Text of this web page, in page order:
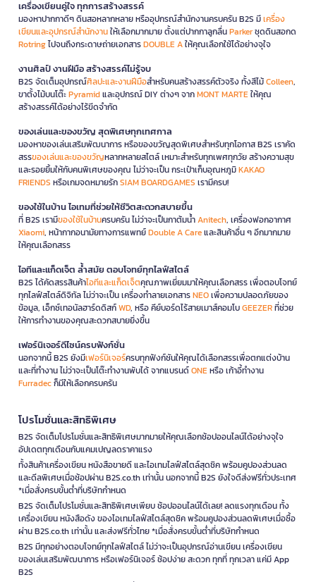
เครื่องเขียนคู่ใจ ทุกการสร้างสรรค์
มองหาปากกาดีๆ ดินสอหลากหลาย หรืออุปกรณ์สำนักงานครบครัน B2S มีเครื่อง
เขียนและอุปกรณ์สำนักงานให้เลือกมากมาย ตั้งแต่ปากกาลูกลื่นParkerชุดดินสอกด
Rotringไปจนถึงกระดาษถ่ายเอกสารDOUBLE Aให้คุณเลือกใช้ได้อย่างจุใจ
งานศิลป์ งานฝีมือ สร้างสรรค์ไม่รู้จบ
B2S จัดเต็มอุปกรณ์ศิลปะและงานฝีมือสำหรับคนสร้างสรรค์ตัวจริง ทั้งสีไม้Colleen,
ขาตั้งไม้บนโต๊ะPyramidและอุปกรณ์ DIY ต่างๆ จากMONT MARTEให้คุณ
สร้างสรรค์ได้อย่างไร้ขีดจำกัด
ของเล่นและของขวัญ สุดพิเศษทุกเทศกาล
มองหาของเล่นเสริมพัฒนาการ หรือของขวัญสุดพิเศษสำหรับทุกโอกาส B2S เราคัด
สรรของเล่นและของขวัญหลากหลายสไตล์ เหมาะสำหรับทุกเพศทุกวัย สร้างความสุข
และรอยยิ้มให้กับคนพิเศษของคุณ ไม่ว่าจะเป็น กระเป๋าเก็บอุณหภูมิKAKAO
FRIENDS หรือเกมจดหมายรักSIAM BOARDGAMES เรามีครบ!
ของใช้ในบ้าน ไอเทมที่ช่วยให้ชีวิตสะดวกสบายขึ้น
ที่ B2S เรามีของใช้ในบ้านครบครัน ไม่ว่าจะเป็นกาต้มน้ำAnitech, เครื่องฟอกอากาศ
Xiaomi, หน้ากากอนามัยทางการแพทย์Double A Careและสินค้าอื่น ๆ อีกมากมาย
ให้คุณเลือกสรร
ไอทีและแก็ดเจ็ต ล้ำสมัย ตอบโจทย์ทุกไลฟ์สไตล์
B2S ได้คัดสรรสินค้าไอทีและแก็ดเจ็ตคุณภาพเยี่ยมมาให้คุณเลือกสรร เพื่อตอบโจทย์
ทุกไลฟ์สไตล์ดิจิทัล ไม่ว่าจะเป็น เครื่องทำลายเอกสารNEOเพื่อความปลอดภัยของ
ข้อมูล, เอ็กซ์เทอนัลฮาร์ดดิสก์WD, หรือ คีย์บอร์ดไร้สายเมาส์คอมโบGEEZERที่ช่วย
ให้การทำงานของคุณสะดวกสบายยิ่งขึ้น
เฟอร์นิเจอร์ดีไซน์ครบฟังก์ชั่น
นอกจากนี้ B2S ยังมีเฟอร์นิเจอร์ครบทุกฟังก์ชันให้คุณได้เลือกสรรเพื่อตกแต่งบ้าน
และที่ทำงาน ไม่ว่าจะเป็นโต๊ะทำงานพับได้ จากแบรนด์ONEหรือ เก้าอี้ทำงาน
Furradecก็มีให้เลือกครบครัน
โปรโมชั่นและสิทธิพิเศษ
B2S จัดเต็มโปรโมชั่นและสิทธิพิเศษมากมายให้คุณเลือกช้อปออนไลน์ได้อย่างจุใจ
อัปเดตทุกเดือนกับแคมเปญลดราคาแรง
ทั้งสินค้าเครื่องเขียน หนังสือขายดี และไอเทมไลฟ์สไตล์สุดชิค พร้อมคูปองส่วนลด
และดีลพิเศษเมื่อช้อปผ่าน B2S.co.th เท่านั้น นอกจากนี้ B2S ยังใจดีส่งฟรีทั่วประเทศ
*เมื่อสั่งครบขั้นต่ำที่บริษัทกำหนด
B2S จัดเต็มโปรโมชั่นและสิทธิพิเศษเพียบ ช้อปออนไลน์ได้เลย! ลดแรงทุกเดือน ทั้ง
เครื่องเขียน หนังสือดัง ของไอเทมไลฟ์สไตล์สุดชิค พร้อมคูปองส่วนลดพิเศษเมื่อซื้อ
ผ่าน B2S.co.th เท่านั้น และส่งฟรีทั่วไทย *เมื่อสั่งครบขั้นต่ำที่บริษัทกำหนด
B2S มีทุกอย่างตอบโจทย์ทุกไลฟ์สไตล์ ไม่ว่าจะเป็นอุปกรณ์อ่านเขียน เครื่องเขียน
ของเล่นเสริมพัฒนาการ หรือเฟอร์นิเจอร์ ช้อปง่าย สะดวก ทุกที่ ทุกเวลา แค่มี App
B2S